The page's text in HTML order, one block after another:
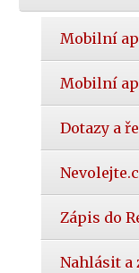
Mobilní
Mobilní
Dotazy a
Zápis do
Nahlásit a